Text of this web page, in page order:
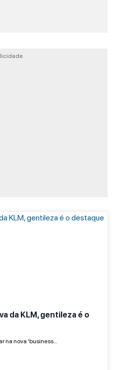
da KLM, gentileza é o
na nova 'business…